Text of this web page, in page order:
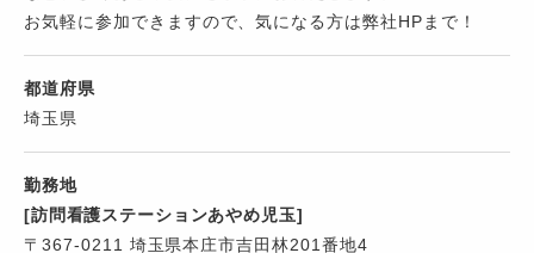
お気軽に参加できますので、気になる方は弊社HPまで！
都道府県
埼玉県
勤務地
[訪問看護ステーションあやめ児玉]
〒367-0211 埼玉県本庄市吉田林201番地4